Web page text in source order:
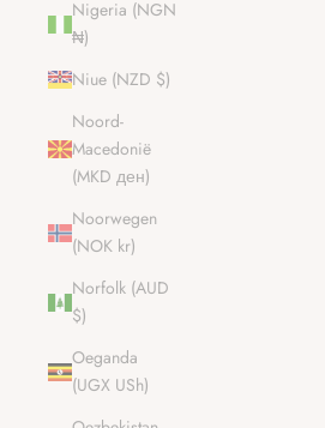
Nigeria (NGN
₦)
Niue (NZD $)
Noord-
Macedonië
(MKD ден)
Noorwegen
(NOK kr)
Norfolk (AUD
$)
Oeganda
(UGX USh)